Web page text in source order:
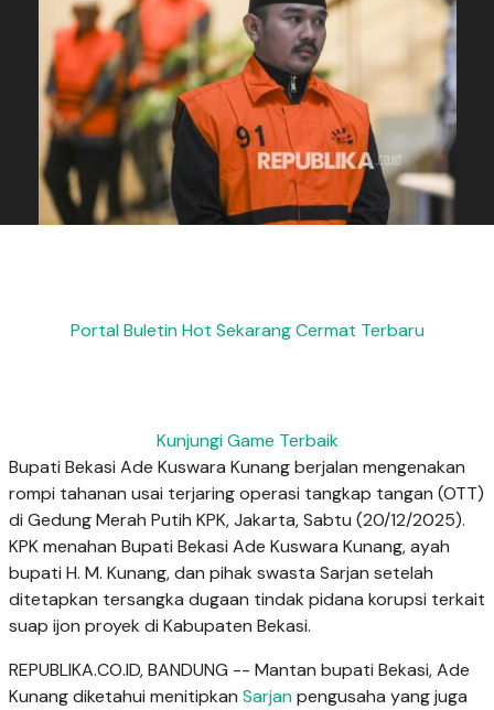
Portal Buletin Hot Sekarang Cermat Terbaru
Kunjungi Game Terbaik
Bupati Bekasi Ade Kuswara Kunang berjalan mengenakan
rompi tahanan usai terjaring operasi tangkap tangan (OTT)
di Gedung Merah Putih KPK, Jakarta, Sabtu (20/12/2025).
KPK menahan Bupati Bekasi Ade Kuswara Kunang, ayah
bupati H. M. Kunang, dan pihak swasta Sarjan setelah
ditetapkan tersangka dugaan tindak pidana korupsi terkait
suap ijon proyek di Kabupaten Bekasi.
REPUBLIKA.CO.ID, BANDUNG -- Mantan bupati Bekasi, Ade
Kunang diketahui menitipkan Sarjanpengusaha yang juga